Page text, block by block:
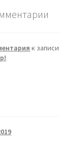
к записи